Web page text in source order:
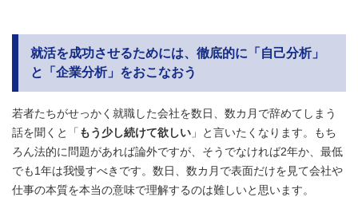
就活を成功させるためには、徹底的に「自己分析」
と「企業分析」をおこなおう
若者たちがせっかく就職した会社を数日、数カ月で辞めてしまう
話を聞くと「 もう少し続けて欲しい 」と言いたくなります。もち
ろん法的に問題があれば論外ですが、そうでなければ2年か、最低
でも1年は我慢すべきです。数日、数カ月で表面だけを見て会社や
仕事の本質を本当の意味で理解するのは難しいと思います。